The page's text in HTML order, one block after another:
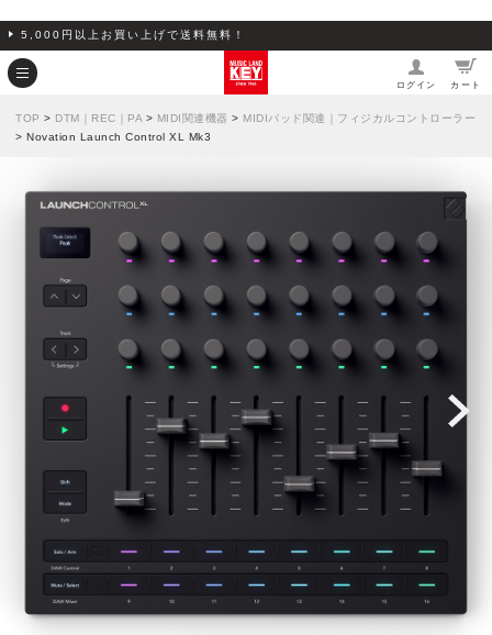
5,000円以上お買い上げで送料無料！
ログイン カート
TOP > DTM｜REC｜PA > MIDI関連機器 > MIDIパッド関連｜フィジカルコントローラー
> Novation Launch Control XL Mk3